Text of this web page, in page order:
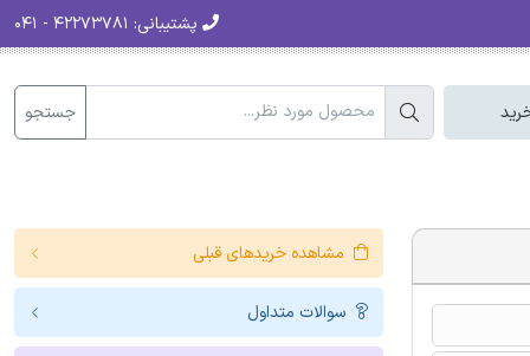
پشتیبانی:
جستجو
مشاهده خریدهای قبلی
سوالات متداول